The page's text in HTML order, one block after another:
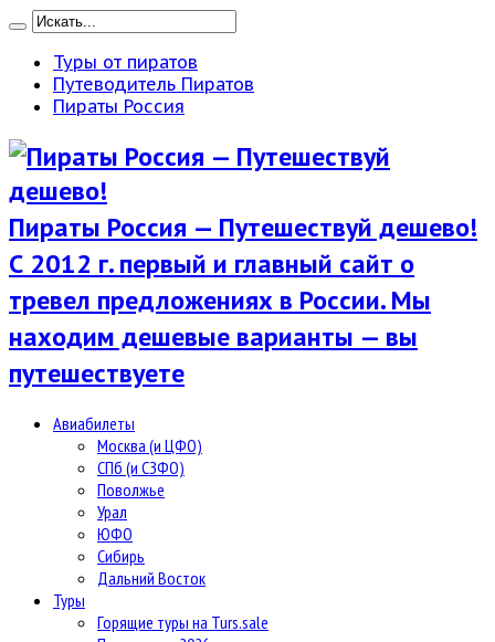
Туры от пиратов
Путеводитель Пиратов
Пираты Россия
Пираты Россия — Путешествуй дешево!
С 2012 г. первый и главный сайт о
тревел предложениях в России. Мы
находим дешевые варианты — вы
путешествуете
Авиабилеты
Москва (и ЦФО)
СПб (и СЗФО)
Поволжье
Урал
ЮФО
Сибирь
Дальний Восток
Туры
Горящие туры на Turs.sale